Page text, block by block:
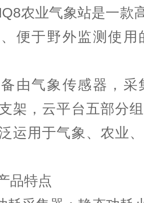
业气象站是一款
便于野外监测使用
气象传感器，采
架，云平台五部分
运用于气象、农业
特点